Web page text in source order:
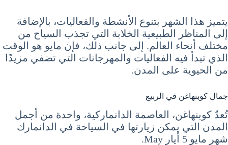
يتميز هذا الشهر بتنوع الأنشطة والفعاليات، بالإضافة
إلى المناظر الطبيعية الخلابة التي تجذب السياح من
مختلف أنحاء العالم. إلى جانب ذلك، فإن مايو هو الوقت
الذي تبدأ فيه الفعاليات والمهرجانات التي تضفي مزيدًا
من الحيوية على المدن.
جمال كوبنهاغن في الربيع
تُعدّ كوبنهاغن، العاصمة الدانماركية، واحدة من أجمل
المدن التي يمكن زيارتها في السياحة في الدانمارك
شهر مايو 5 أيار May.